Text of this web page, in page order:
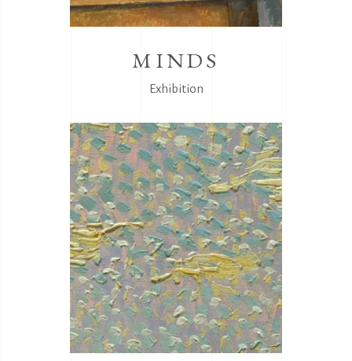
MINDS
Exhibition